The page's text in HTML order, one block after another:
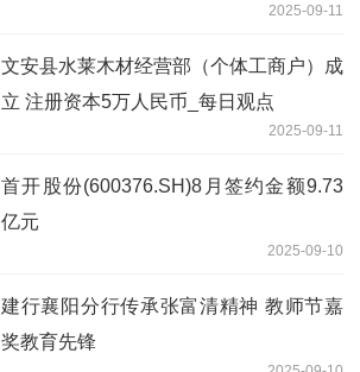
2025-09-11
文安县水莱木材经营部（个体工商户）成
立 注册资本5万人民币_每日观点
2025-09-11
首开股份(600376.SH)8月签约金额9.73
亿元
2025-09-10
建行襄阳分行传承张富清精神 教师节嘉
奖教育先锋